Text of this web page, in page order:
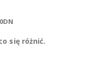
się różnić.